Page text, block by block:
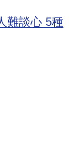
難談心 5種